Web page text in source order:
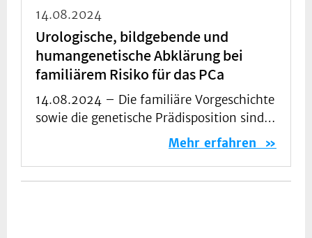
14.08.2024
Urologische, bildgebende und
humangenetische Abklärung bei
familiärem Risiko für ­das PCa
14.08.2024 – Die familiäre Vorgeschichte
sowie die genetische Prädisposition sind…
Mehr erfahren